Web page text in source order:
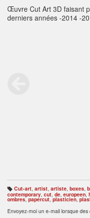
Œuvre Cut Art 3D faisant
derniers années -2014 -
œuvre light-box (avec
fantaisie sont au rendez-
B
ali
s
e
s
Cut-art, artist, artiste, boxes,
contemporary cut de europeen
ombres, papercut ,plasticien
Envoyez-moi un e-mail lorsque